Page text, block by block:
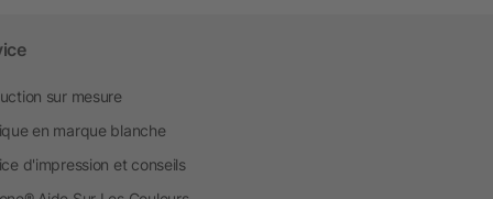
sur mesure
en marque blanche
d'impression et conseils